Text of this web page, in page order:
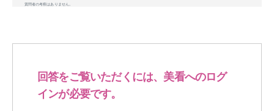
質問者の考察はありません。
回答をご覧いただくには、美看へのログ
インが必要です。